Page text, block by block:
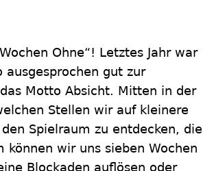
Ohne“! Letztes Jahr war
ausgesprochen gut zur
Motto Absicht. Mitten in der
Stellen wir auf kleinere
Spielraum zu entdecken, die
können wir uns sieben Wochen
Blockaden auflösen oder